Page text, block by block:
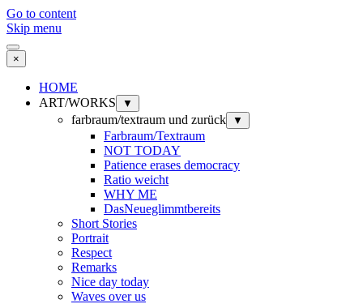
Go to content
Skip menu
×
HOME
ART/WORKS
▼
farbraum/textraum und zurück ▼
Farbraum/Textraum
NOT TODAY
Patience erases democracy
Ratio weicht
WHY ME
DasNeueglimmtbereits
Short Stories
Portrait
Respect
Remarks
Nice day today
Waves over us